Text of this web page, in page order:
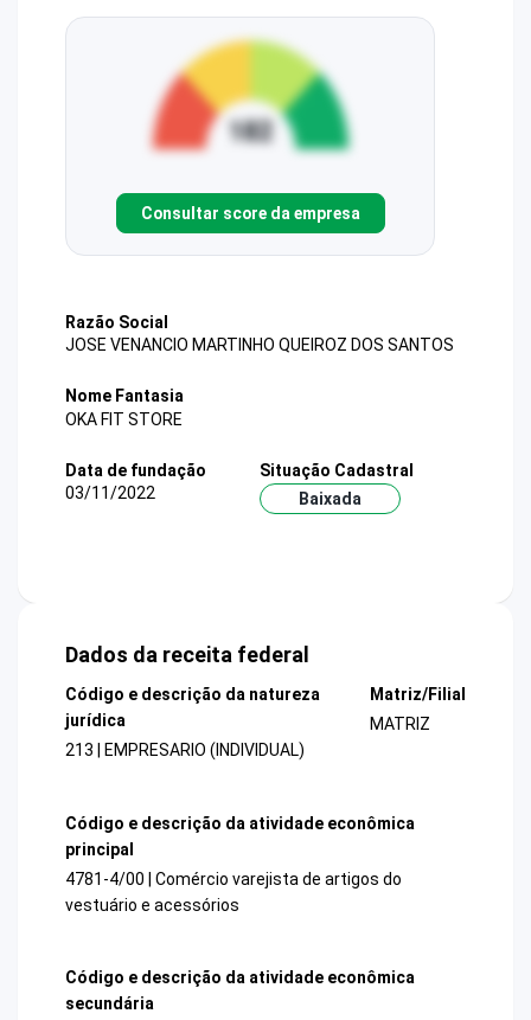
Consultar score da empresa
Razão Social
JOSE VENANCIO MARTINHO QUEIROZ DOS SANTOS
Nome Fantasia
OKA FIT STORE
Data de fundação
03/11/2022
Situação Cadastral
Baixada
Dados da receita federal
Código e descrição da natureza
jurídica
213 | EMPRESARIO (INDIVIDUAL)
Matriz/Filial
MATRIZ
Código e descrição da atividade econômica
principal
4781-4/00 | Comércio varejista de artigos do
vestuário e acessórios
Código e descrição da atividade econômica
secundária